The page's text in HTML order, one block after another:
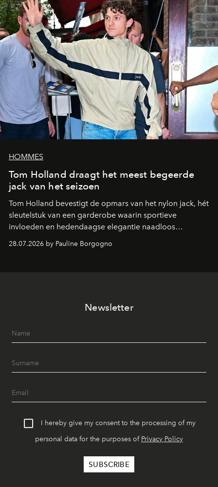
HOMMES
Tom Holland draagt het meest begeerde
jack van het seizoen
Tom Holland bevestigt de opmars van het nylon jack, hét
sleutelstuk van een garderobe waarin sportieve
invloeden en hedendaagse elegantie naadloos
samenkomen.
28.07.2026 by Pauline Borgogno
Newsletter
I hereby give my consent to the processing of my
personal data for the purposes of Privacy Policy